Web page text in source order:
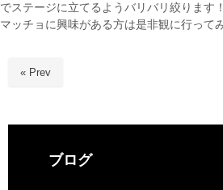
でステージに立てるようバリバリ絞ります！
マッチョに興味がある方は是非観に行って
« Prev
ブログ